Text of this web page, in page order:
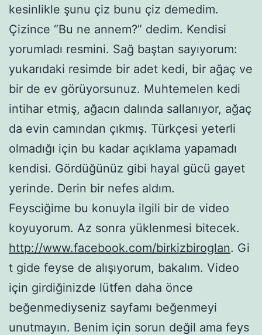
kesinlikle şunu çiz bunu çiz demedim.
Çizince “Bu ne annem?” dedim. Kendisi
yorumladı resmini. Sağ baştan sayıyorum:
yukarıdaki resimde bir adet kedi, bir ağaç ve
bir de ev görüyorsunuz. Muhtemelen kedi
intihar etmiş, ağacın dalında sallanıyor, ağaç
da evin camından çıkmış. Türkçesi yeterli
olmadığı için bu kadar açıklama yapamadı
kendisi. Gördüğünüz gibi hayal gücü gayet
yerinde. Derin bir nefes aldım.
Feysciğime bu konuyla ilgili bir de video
koyuyorum. Az sonra yüklenmesi bitecek.
http://www.facebook.com/birkizbiroglan. Gi
t gide feyse de alışıyorum, bakalım. Video
için girdiğinizde lütfen daha önce
beğenmediyseniz sayfamı beğenmeyi
unutmayın. Benim için sorun değil ama feys